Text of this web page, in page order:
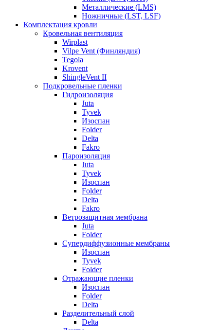
Металлические (LMS)
Ножничные (LST, LSF)
Комплектация кровли
Кровельная вентиляция
Wirplast
Vilpe Vent (Финляндия)
Tegola
Krovent
ShingleVent II
Подкровельные пленки
Гидроизоляция
Juta
Tyvek
Изоспан
Folder
Delta
Fakro
Пароизоляция
Juta
Tyvek
Изоспан
Folder
Delta
Fakro
Ветрозащитная мембрана
Juta
Folder
Супердиффузионные мембраны
Изоспан
Tyvek
Folder
Отражающие пленки
Изоспан
Folder
Delta
Разделительный слой
Delta